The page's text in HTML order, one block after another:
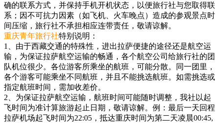
确的联系方式，并保持手机开机状态，以便旅行社与您取得联
系；因不可抗力因素（如飞机、火车晚点）造成的参观景点时
间压缩，旅行社不承担相应连带责任，敬请谅解。
重庆青年旅行社特别说明：
1、由于西藏交通的特殊性，进出拉萨便捷的途径还是航空运
输，为保证拉萨航空运输的畅通，各个航空公司给旅行社的团
队机位很少。各位游客所乘坐的航班，可能分散。同一团里，
各个游客可能乘坐不同航班，并且不能挑选航班。如需挑选或
指定航班时间，需加收差价。
2、为保证拉萨航空运输，航班时间可能随时调整，我社以起
飞时间为准计算旅游起止日期，敬请谅解。例：最后一天回程
拉萨机场起飞时间为22:05，抵达重庆时间为第二天凌晨00:45,